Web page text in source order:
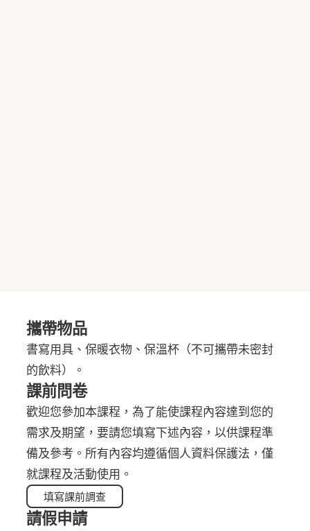
攜帶物品
書寫用具、保暖衣物、保溫杯（不可攜帶未密封
的飲料）。
課前問卷
歡迎您參加本課程，為了能使課程內容達到您的
需求及期望，要請您填寫下述內容，以供課程準
備及參考。所有內容均遵循個人資料保護法，僅
就課程及活動使用。
填寫課前調查
請假申請